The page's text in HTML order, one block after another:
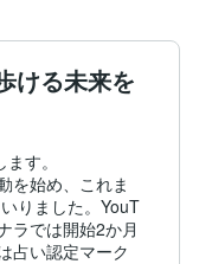
ける未来を
す。
を始め、これま
りました。YouT
ラでは開始2か月
占い認定マーク